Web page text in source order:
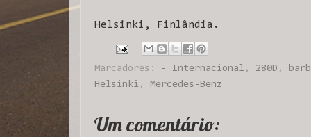
Helsinki, Finlândia.
Marcadores: - Internacional , 280D ,
Helsinki , Mercedes-Benz
Um comentário: